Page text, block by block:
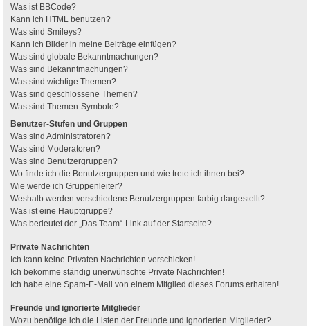
Was ist BBCode?
Kann ich HTML benutzen?
Was sind Smileys?
Kann ich Bilder in meine Beiträge einfügen?
Was sind globale Bekanntmachungen?
Was sind Bekanntmachungen?
Was sind wichtige Themen?
Was sind geschlossene Themen?
Was sind Themen-Symbole?
Benutzer-Stufen und Gruppen
Was sind Administratoren?
Was sind Moderatoren?
Was sind Benutzergruppen?
Wo finde ich die Benutzergruppen und wie trete ich ihnen bei?
Wie werde ich Gruppenleiter?
Weshalb werden verschiedene Benutzergruppen farbig dargestellt?
Was ist eine Hauptgruppe?
Was bedeutet der „Das Team“-Link auf der Startseite?
Private Nachrichten
Ich kann keine Privaten Nachrichten verschicken!
Ich bekomme ständig unerwünschte Private Nachrichten!
Ich habe eine Spam-E-Mail von einem Mitglied dieses Forums erhalten!
Freunde und ignorierte Mitglieder
Wozu benötige ich die Listen der Freunde und ignorierten Mitglieder?